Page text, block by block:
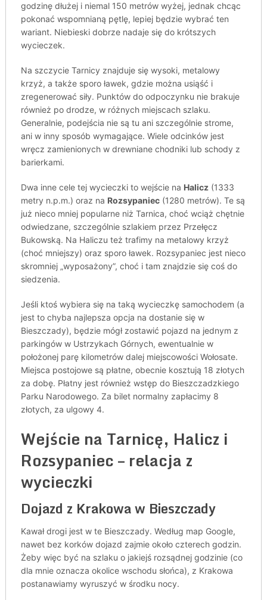
godzinę dłużej i niemal 150 metrów wyżej, jednak chcąc
pokonać wspomnianą pętlę, lepiej będzie wybrać ten
wariant. Niebieski dobrze nadaje się do krótszych
wycieczek.
Na szczycie Tarnicy znajduje się wysoki, metalowy
krzyż, a także sporo ławek, gdzie można usiąść i
zregenerować siły. Punktów do odpoczynku nie brakuje
również po drodze, w różnych miejscach szlaku.
Generalnie, podejścia nie są tu ani szczególnie strome,
ani w inny sposób wymagające. Wiele odcinków jest
wręcz zamienionych w drewniane chodniki lub schody z
barierkami.
Dwa inne cele tej wycieczki to wejście na Halicz(1333
metry n.p.m.) oraz na Rozsypaniec(1280 metrów). Te są
już nieco mniej popularne niż Tarnica, choć wciąż chętnie
odwiedzane, szczególnie szlakiem przez Przełęcz
Bukowską. Na Haliczu też trafimy na metalowy krzyż
(choć mniejszy) oraz sporo ławek. Rozsypaniec jest nieco
skromniej „wyposażony”, choć i tam znajdzie się coś do
siedzenia.
Jeśli ktoś wybiera się na taką wycieczkę samochodem (a
jest to chyba najlepsza opcja na dostanie się w
Bieszczady), będzie mógł zostawić pojazd na jednym z
parkingów w Ustrzykach Górnych, ewentualnie w
położonej parę kilometrów dalej miejscowości Wołosate.
Miejsca postojowe są płatne, obecnie kosztują 18 złotych
za dobę. Płatny jest również wstęp do Bieszczadzkiego
Parku Narodowego. Za bilet normalny zapłacimy 8
złotych, za ulgowy 4.
Wejście na Tarnicę, Halicz i
Rozsypaniec – relacja z
wycieczki
Dojazd z Krakowa w Bieszczady
Kawał drogi jest w te Bieszczady. Według map Google,
nawet bez korków dojazd zajmie około czterech godzin.
Żeby więc być na szlaku o jakiejś rozsądnej godzinie (co
dla mnie oznacza okolice wschodu słońca), z Krakowa
postanawiamy wyruszyć w środku nocy.